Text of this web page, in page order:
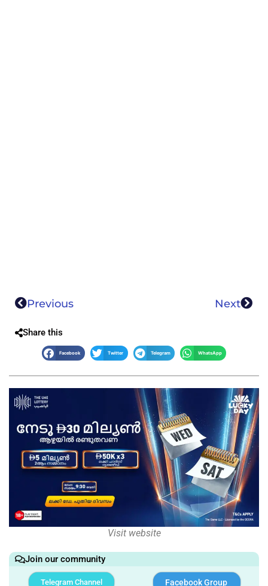
Previous Next
Share this
Facebook Twitter Telegram WhatsApp
Visit website
Join our community
Telegram Channel Facebook Group